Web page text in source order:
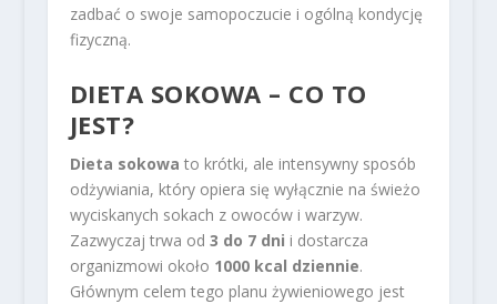
zadbać o swoje samopoczucie i ogólną kondycję
fizyczną.
DIETA SOKOWA – CO TO
JEST?
Dieta sokowa to krótki, ale intensywny sposób
odżywiania, który opiera się wyłącznie na świeżo
wyciskanych sokach z owoców i warzyw.
Zazwyczaj trwa od 3 do 7 dni i dostarcza
organizmowi około 1000 kcal dziennie.
Głównym celem tego planu żywieniowego jest